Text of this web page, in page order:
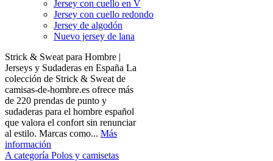
Jersey con cuello en V
Jersey con cuello redondo
Jersey de algodón
Nuevo jersey de lana
Strick & Sweat para Hombre |
Jerseys y Sudaderas en España La
colección de Strick & Sweat de
camisas-de-hombre.es ofrece más
de 220 prendas de punto y
sudaderas para el hombre español
que valora el confort sin renunciar
al estilo. Marcas como... Más
información
A categoría Polos y camisetas